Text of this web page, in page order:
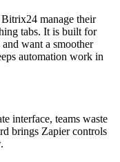
manage their
tabs. It is built for
want a smoother
automation work in
interface, teams waste
brings Zapier controls